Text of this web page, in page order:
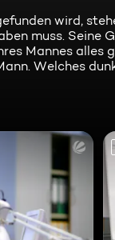
wird,
muss.
Mannes
Welches